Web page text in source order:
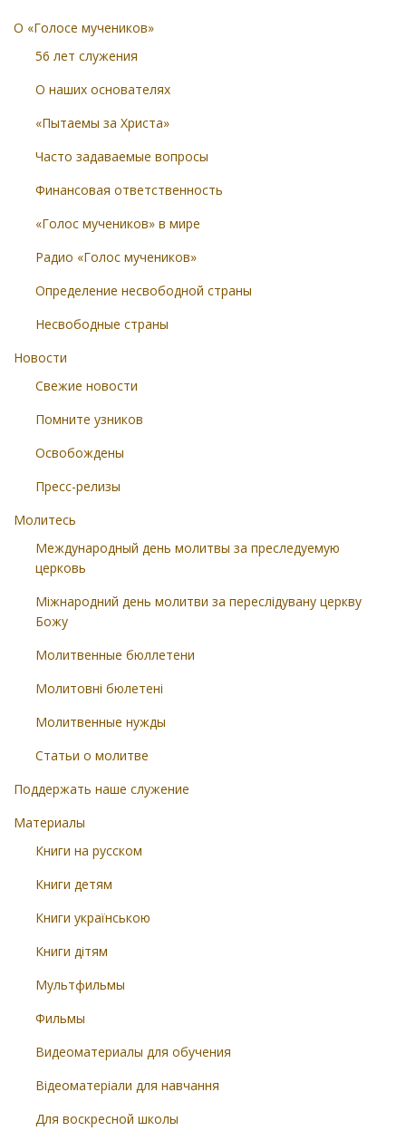
О «Голосе мучеников»
56 лет служения
О наших основателях
«Пытаемы за Христа»
Часто задаваемые вопросы
Финансовая ответственность
«Голос мучеников» в мире
Радио «Голос мучеников»
Определение несвободной страны
Несвободные страны
Новости
Свежие новости
Помните узников
Освобождены
Пресс-релизы
Молитесь
Международный день молитвы за преследуемую
церковь
Міжнародний день молитви за переслідувану церкву
Божу
Молитвенные бюллетени
Молитовні бюлетені
Молитвенные нужды
Статьи о молитве
Поддержать наше служение
Материалы
Книги на русском
Книги детям
Книги українською
Книги дітям
Мультфильмы
Фильмы
Видеоматериалы для обучения
Відеоматеріали для навчання
Для воскресной школы